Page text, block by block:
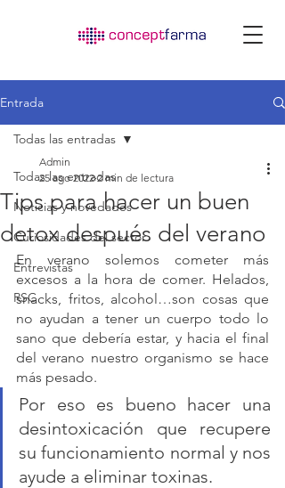
Entrada
Todas las entradas
Noticias y novedades
Curiosidades del sector
Entrevistas
RSC
Todas las entradas
Tips para hacer un buen
detox después del verano
Admin
25 ago 2022 2 min de lectura
En verano solemos cometer más
excesos a la hora de comer. Helados,
snacks, fritos, alcohol…son cosas que
no ayudan a tener un cuerpo todo lo
sano que debería estar, y hacia el final
del verano nuestro organismo se hace
más pesado.
Por eso es bueno hacer una
desintoxicación que recupere
su funcionamiento normal y nos
ayude a eliminar toxinas.